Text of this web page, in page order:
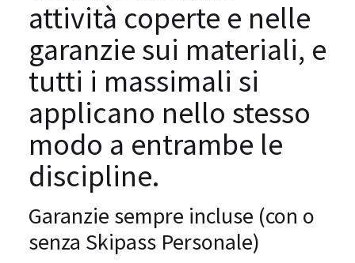
attività coperte e nelle
garanzie sui materiali, e
tutti i massimali si
applicano nello stesso
modo a entrambe le
discipline.
Garanzie sempre incluse (con o
senza Skipass Personale)